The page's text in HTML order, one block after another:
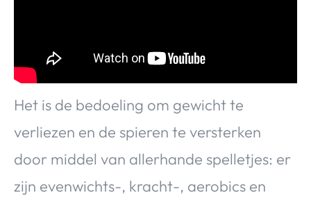
Het is de bedoeling om gewicht te
verliezen en de spieren te versterken
door middel van allerhande spelletjes: er
zijn evenwichts-, kracht-, aerobics en